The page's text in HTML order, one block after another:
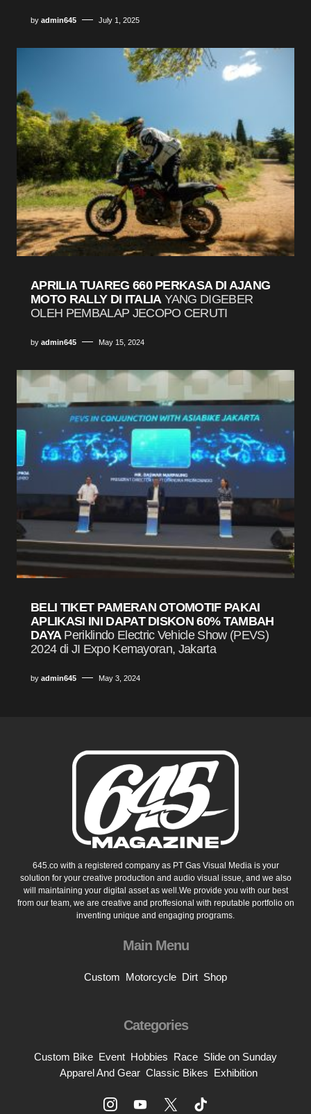
by admin645 July 1, 2025
APRILIA TUAREG 660 PERKASA DI AJANG
MOTO RALLY DI ITALIA YANG DIGEBER
OLEH PEMBALAP JECOPO CERUTI
by admin645 May 15, 2024
BELI TIKET PAMERAN OTOMOTIF PAKAI
APLIKASI INI DAPAT DISKON 60% TAMBAH
DAYA Periklindo Electric Vehicle Show (PEVS)
2024 di JI Expo Kemayoran, Jakarta
by admin645 May 3, 2024
645.co with a registered company as PT Gas Visual Media is your
solution for your creative production and audio visual issue, and we also
will maintaining your digital asset as well.We provide you with our best
from our team, we are creative and proffesional with reputable portfolio on
inventing unique and engaging programs.
Main Menu
Custom Motorcycle Dirt Shop
Categories
Custom Bike Event Hobbies Race Slide on Sunday
Apparel And Gear Classic Bikes Exhibition